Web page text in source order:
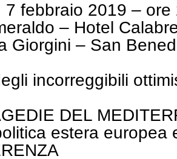
7 febbraio 2019 – ore
– Hotel
Giorgini – San
incorreggibili
DEL
estera europea